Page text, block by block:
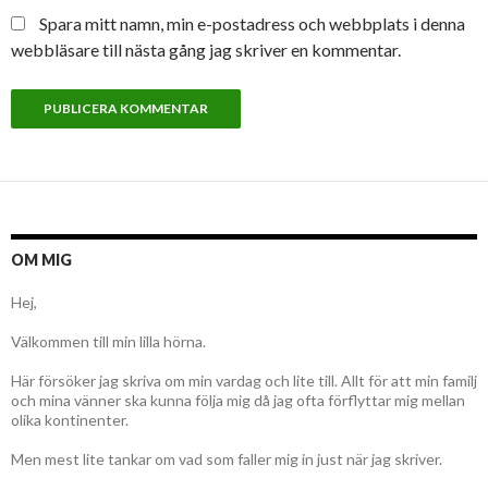
Spara mitt namn, min e-postadress och webbplats i denna
webbläsare till nästa gång jag skriver en kommentar.
OM MIG
Hej,
Välkommen till min lilla hörna.
Här försöker jag skriva om min vardag och lite till. Allt för att min familj
och mina vänner ska kunna följa mig då jag ofta förflyttar mig mellan
olika kontinenter.
Men mest lite tankar om vad som faller mig in just när jag skriver.